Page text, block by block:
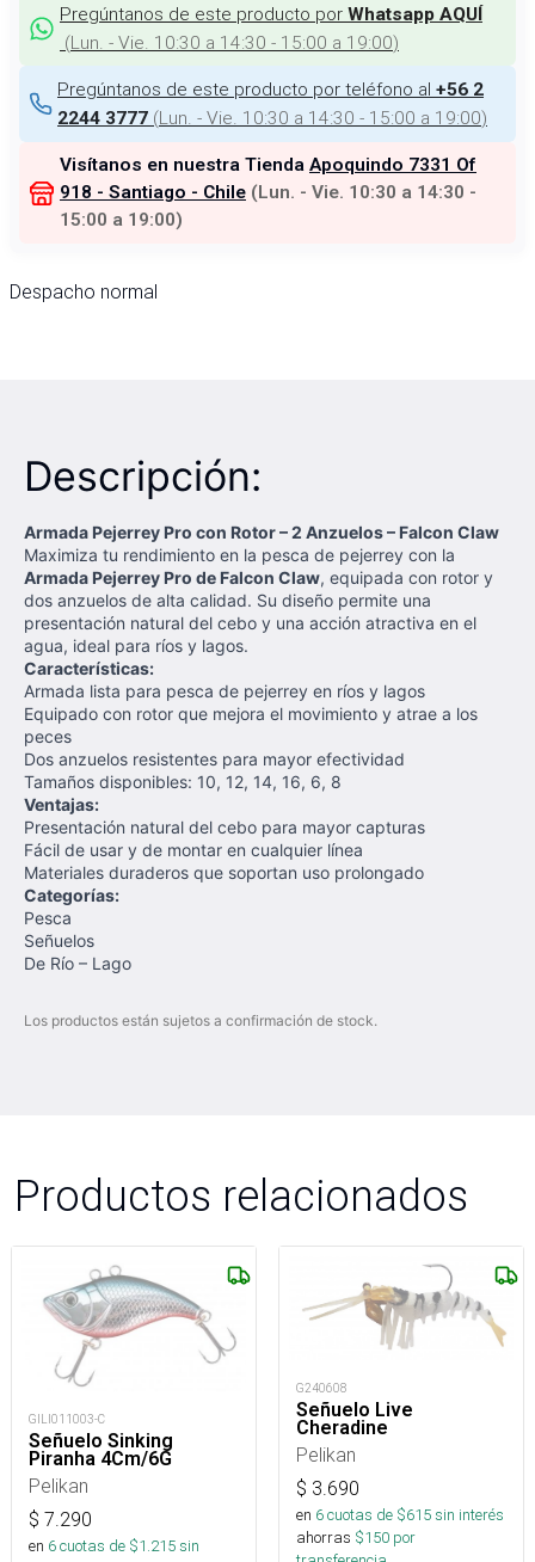
Pregúntanos de este producto por Whatsapp AQUÍ
(Lun. - Vie. 10:30 a 14:30 - 15:00 a 19:00)
Pregúntanos de este producto por teléfono al +56 2
2244 3777 (Lun. - Vie. 10:30 a 14:30 - 15:00 a 19:00)
Visítanos en nuestra Tienda Apoquindo 7331 Of
918 - Santiago - Chile (Lun. - Vie. 10:30 a 14:30 -
15:00 a 19:00)
Despacho normal
Descripción:
Armada Pejerrey Pro con Rotor – 2 Anzuelos – Falcon Claw
Maximiza tu rendimiento en la pesca de pejerrey con la
Armada Pejerrey Pro de Falcon Claw, equipada con rotor y
dos anzuelos de alta calidad. Su diseño permite una
presentación natural del cebo y una acción atractiva en el
agua, ideal para ríos y lagos.
Características:
Armada lista para pesca de pejerrey en ríos y lagos
Equipado con rotor que mejora el movimiento y atrae a los
peces
Dos anzuelos resistentes para mayor efectividad
Tamaños disponibles: 10, 12, 14, 16, 6, 8
Ventajas:
Presentación natural del cebo para mayor capturas
Fácil de usar y de montar en cualquier línea
Materiales duraderos que soportan uso prolongado
Categorías:
Pesca
Señuelos
De Río – Lago
Los productos están sujetos a confirmación de stock.
Productos relacionados
GILI011003-C
Señuelo Sinking
Piranha 4Cm/6G
Pelikan
$ 7.290
en 6cuotas de $1.215sin
G240608
Señuelo Live
Cheradine
Pelikan
$ 3.690
en 6cuotas de $615sin interés
ahorras $150 por